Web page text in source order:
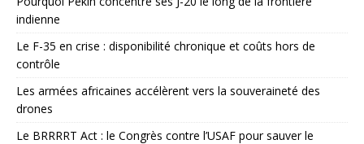
indienne
Le F-35 en crise : disponibilité chronique et coûts hors de
contrôle
Les armées africaines accélèrent vers la souveraineté des
drones
Le BRRRRT Act : le Congrès contre l’USAF pour sauver le